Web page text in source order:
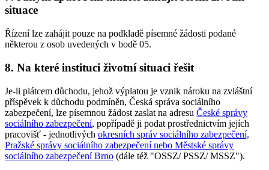
situace
Řízení lze zahájit pouze na podkladě písemné žádosti podané
některou z osob uvedených v bodě 05.
8. Na které instituci životní situaci řešit
Je-li plátcem důchodu, jehož výplatou je vznik nároku na zvláštní
příspěvek k důchodu podmíněn, Česká správa sociálního
zabezpečení, lze písemnou žádost zaslat na adresu České správy
sociálního zabezpečení, popřípadě ji podat prostřednictvím jejích
pracovišť - jednotlivých okresních správ sociálního zabezpečení,
Pražské správy sociálního zabezpečení nebo Městské správy
sociálního zabezpečení Brno (dále též "OSSZ/ PSSZ/ MSSZ").